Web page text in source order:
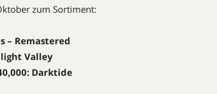
zum Sortiment:
– Remastered
Valley
Darktide